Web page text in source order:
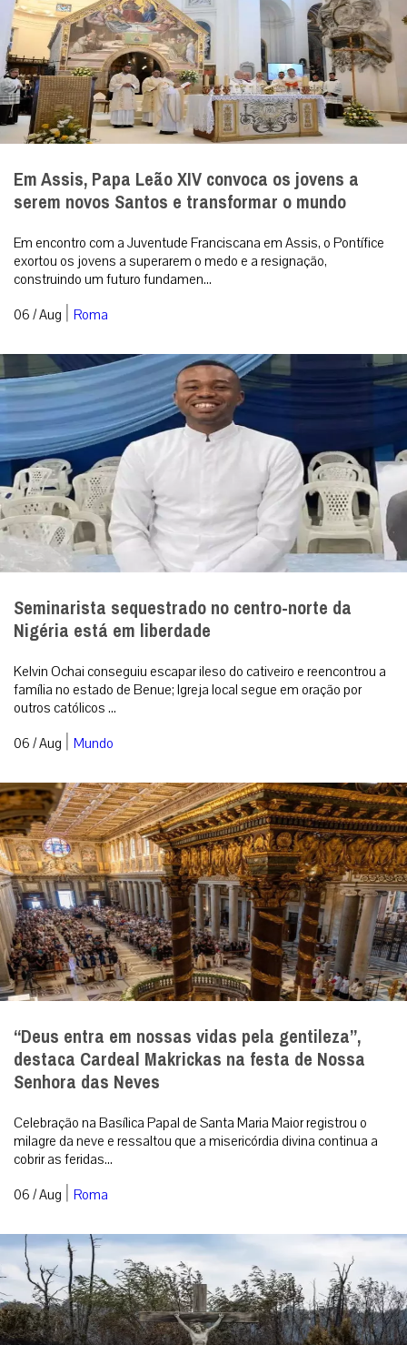
Em Assis, Papa Leão XIV convoca os jovens a
serem novos Santos e transformar o mundo
Em encontro com a Juventude Franciscana em Assis, o Pontífice
exortou os jovens a superarem o medo e a resignação,
construindo um futuro fundamen...
06 / Aug | Roma
Seminarista sequestrado no centro-norte da
Nigéria está em liberdade
Kelvin Ochai conseguiu escapar ileso do cativeiro e reencontrou a
família no estado de Benue; Igreja local segue em oração por
outros católicos ...
06 / Aug | Mundo
“Deus entra em nossas vidas pela gentileza”,
destaca Cardeal Makrickas na festa de Nossa
Senhora das Neves
Celebração na Basílica Papal de Santa Maria Maior registrou o
milagre da neve e ressaltou que a misericórdia divina continua a
cobrir as feridas...
06 / Aug | Roma